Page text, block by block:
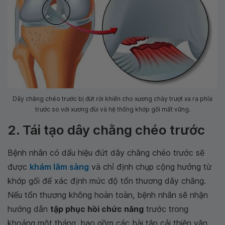
Dây chằng chéo trước bị đứt rời khiến cho xương chày trượt xa ra phía
trước so với xương đùi và hệ thống khớp gối mất vững.
2. Tái tạo dây chằng chéo trước
Bệnh nhân có dấu hiệu đứt dây chằng chéo trước sẽ
được khám lâm sàng và chỉ định chụp cộng hưởng từ
khớp gối để xác định mức độ tổn thương dây chằng.
Nếu tổn thương không hoàn toàn, bệnh nhân sẽ nhận
hướng dẫn tập phục hồi chức năng trước trong